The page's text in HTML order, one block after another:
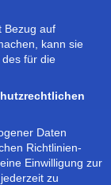
Bezug auf
kann sie
für die
Daten
Richtlinien-
Einwilligung zur
zu